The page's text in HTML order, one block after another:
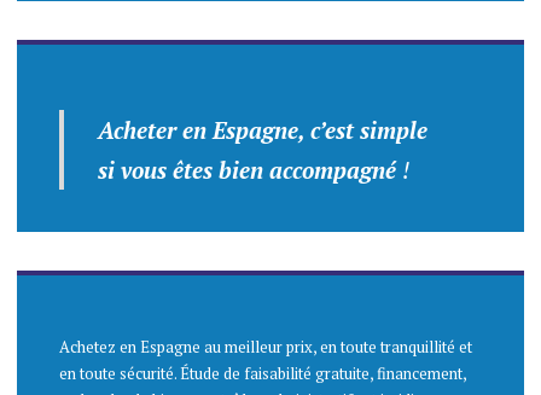
Acheter en Espagne, c’est simple
si vous êtes bien accompagné!
Achetez en Espagne au meilleur prix, en toute tranquillité et
en toute sécurité. Étude de faisabilité gratuite, financement,